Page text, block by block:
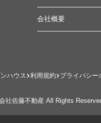
会社概要
ハウス 利用規約 プライバシー
社佐藤不動産 All Rights